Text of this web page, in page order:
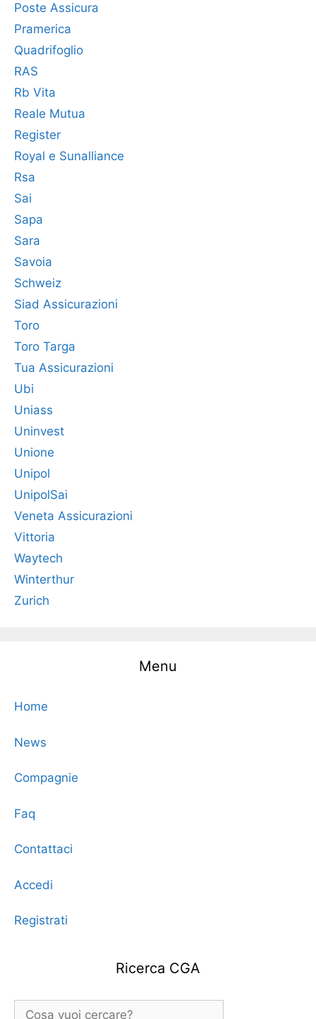
Poste Assicura
Pramerica
Quadrifoglio
RAS
Rb Vita
Reale Mutua
Register
Royal e Sunalliance
Rsa
Sai
Sapa
Sara
Savoia
Schweiz
Siad Assicurazioni
Toro
Toro Targa
Tua Assicurazioni
Ubi
Uniass
Uninvest
Unione
Unipol
UnipolSai
Veneta Assicurazioni
Vittoria
Waytech
Winterthur
Zurich
Menu
Home
News
Compagnie
Faq
Contattaci
Accedi
Registrati
Ricerca CGA